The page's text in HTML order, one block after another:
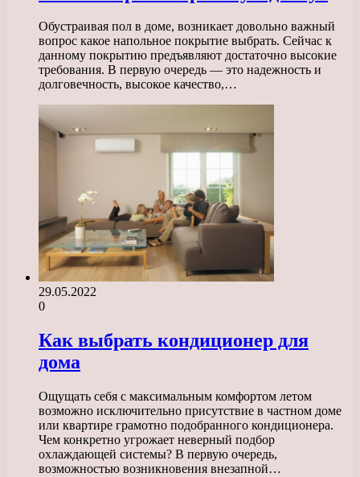
Обустраивая пол в доме, возникает довольно важный
вопрос какое напольное покрытие выбрать. Сейчас к
данному покрытию предъявляют достаточно высокие
требования. В первую очередь — это надежность и
долговечность, высокое качество,…
29.05.2022
0
Как выбрать кондиционер для
дома
Ощущать себя с максимальным комфортом летом
возможно исключительно присутствие в частном доме
или квартире грамотно подобранного кондиционера.
Чем конкретно угрожает неверный подбор
охлаждающей системы? В первую очередь,
возможностью возникновения внезапной…